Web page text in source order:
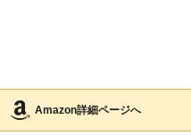
Amazon詳細ページへ